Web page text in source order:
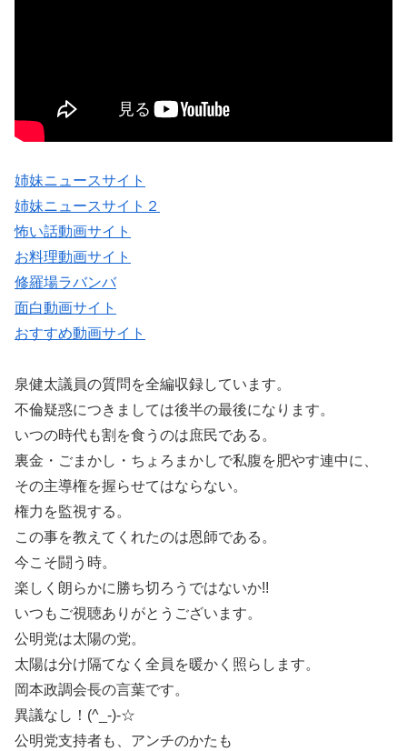
姉妹ニュースサイト
姉妹ニュースサイト２
怖い話動画サイト
お料理動画サイト
修羅場ラバンバ
面白動画サイト
おすすめ動画サイト
泉健太議員の質問を全編収録しています。
不倫疑惑につきましては後半の最後になります。
いつの時代も割を食うのは庶民である。
裏金・ごまかし・ちょろまかしで私腹を肥やす連中に、
その主導権を握らせてはならない。
権力を監視する。
この事を教えてくれたのは恩師である。
今こそ闘う時。
楽しく朗らかに勝ち切ろうではないか!!
いつもご視聴ありがとうございます。
公明党は太陽の党。
太陽は分け隔てなく全員を暖かく照らします。
岡本政調会長の言葉です。
異議なし！(^_-)-☆
公明党支持者も、アンチのかたも